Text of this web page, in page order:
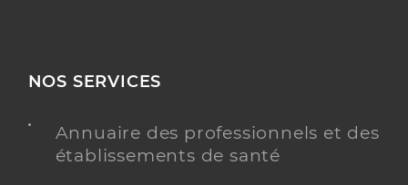
NOS SERVICES
Annuaire des professionnels et des
établissements de santé